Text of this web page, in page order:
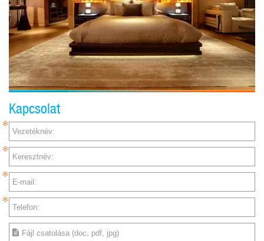
Kapcsolat
Vezetéknév:
Keresztnév:
E-mail:
Telefon:
Fájl csatolása (doc, pdf, jpg)